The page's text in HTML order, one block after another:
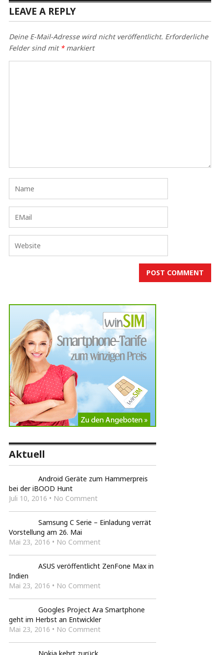
LEAVE A REPLY
Deine E-Mail-Adresse wird nicht veröffentlicht. Erforderliche
Felder sind mit *markiert
Aktuell
Android Geräte zum Hammerpreis
bei der iBOOD Hunt
Juli 10, 2016 • No Comment
Samsung C Serie – Einladung verrät
Vorstellung am 26. Mai
Mai 23, 2016 • No Comment
ASUS veröffentlicht ZenFone Max in
Indien
Mai 23, 2016 • No Comment
Googles Project Ara Smartphone
geht im Herbst an Entwickler
Mai 23, 2016 • No Comment